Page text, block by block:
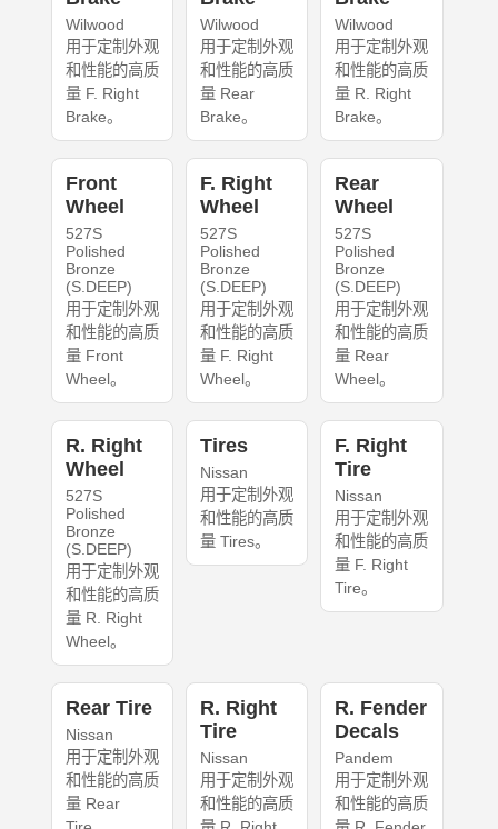
Wilwood
用于定制外观
和性能的高质
量 F. Right
Brake。
Wilwood
用于定制外观
和性能的高质
量 Rear
Brake。
Wilwood
用于定制外观
和性能的高质
量 R. Right
Brake。
Front
Wheel
527S
Polished
Bronze
(S.DEEP)
用于定制外观
和性能的高质
量 Front
Wheel。
F. Right
Wheel
527S
Polished
Bronze
(S.DEEP)
用于定制外观
和性能的高质
量 F. Right
Wheel。
Rear
Wheel
527S
Polished
Bronze
(S.DEEP)
用于定制外观
和性能的高质
量 Rear
Wheel。
R. Right
Wheel
527S
Polished
Bronze
(S.DEEP)
用于定制外观
和性能的高质
量 R. Right
Wheel。
Tires
Nissan
用于定制外观
和性能的高质
量 Tires。
F. Right
Tire
Nissan
用于定制外观
和性能的高质
量 F. Right
Tire。
Rear Tire
Nissan
用于定制外观
和性能的高质
量 Rear
R. Right
Tire
Nissan
用于定制外观
和性能的高质
R. Fender
Decals
Pandem
用于定制外观
和性能的高质